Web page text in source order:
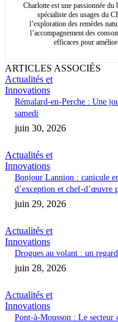
Charlotte est une passionnée
spécialiste des usages du
l’exploration des remèdes
l’accompagnement des
efficaces pour
ARTICLES ASSOCIÉS
Actualités et
Innovations
Rémalard-en-Perche : Une
samedi
juin 30, 2026
Actualités et
Innovations
Bonjour Lannion : canicule
d’exception et chef-d’œuvre
juin 29, 2026
Actualités et
Innovations
Drogues au volant : un
juin 28, 2026
Actualités et
Innovations
Pont-à-Mousson : Le secteur